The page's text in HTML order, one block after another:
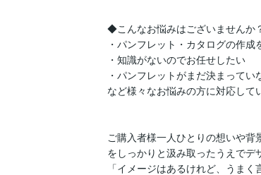
◆こんなお悩みはございませんか
・パンフレット・カタログの作
・知識がないのでお任せしたい
・パンフレットがまだ決まってい
など様々なお悩みの方に対応して
ご購入者様一人ひとりの想いや背
をしっかりと汲み取ったうえでデ
「イメージはあるけれど、うま